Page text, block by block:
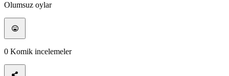
NL
NO
RU
SR
Olumsuz oylar
0 Komik incelemeler